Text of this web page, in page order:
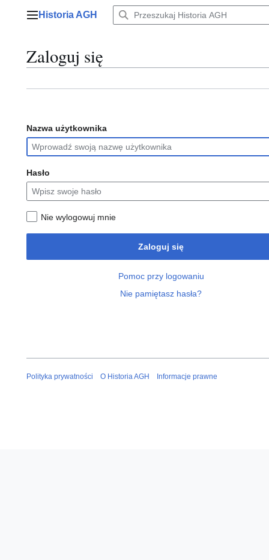
Menu główne
Historia AGH
Zaloguj się
Nazwa użytkownika
Hasło
Nie wylogowuj mnie
Zaloguj się
Pomoc przy logowaniu
Nie pamiętasz hasła?
Polityka prywatności O Historia AGH Informacje prawne